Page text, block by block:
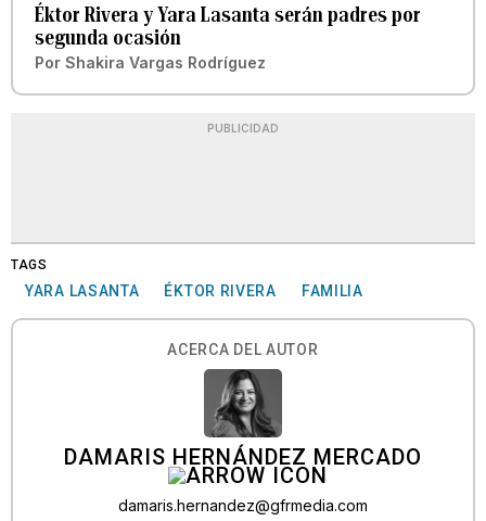
Éktor Rivera y Yara Lasanta serán padres por
segunda ocasión
Por Shakira Vargas Rodríguez
PUBLICIDAD
TAGS
YARA LASANTA ÉKTOR RIVERA FAMILIA
ACERCA DEL AUTOR
DAMARIS HERNÁNDEZ MERCADO
damaris.hernandez@gfrmedia.com